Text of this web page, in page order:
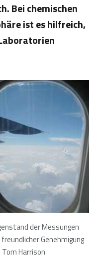
Bei chemischen
ist es hilfreich,
der Messungen
Genehmigung
Tom Harrison